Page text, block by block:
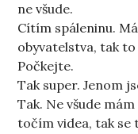
ne všude.
Cítím spáleninu.
obyvatelstva, tak
Počkejte.
Tak super. Jenom
Tak. Ne všude
točím videa, tak se